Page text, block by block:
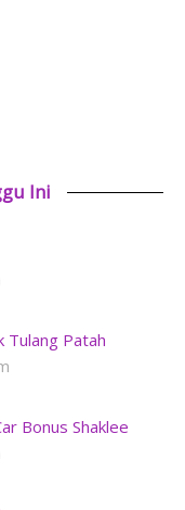
Ini
Tulang Patah
Bonus Shaklee